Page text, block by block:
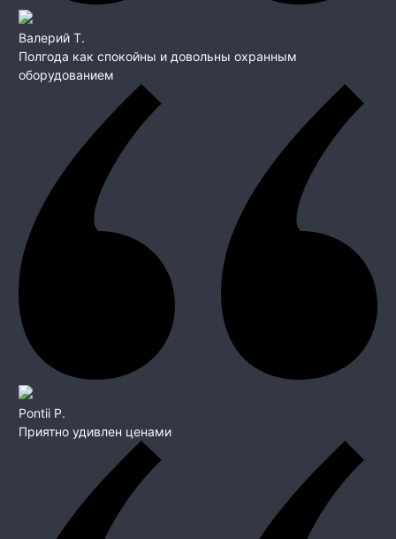
Валерий Т.
Полгода как спокойны и довольны охранным
оборудованием
Pontii P.
Приятно удивлен ценами